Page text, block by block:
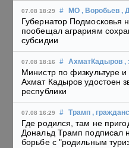
07.08 18:29 # МО , Воробьев ,
Губернатор Подмосковья
пообещал аграриям
субсидии
07.08 18:16 # АхматКадыров ,
Министр по физкультуре и
Ахмат Кадыров удостоен
республики
07.08 16:29 # Трамп ,
Где родился, там не
Дональд Трамп подписал
борьбе с "родильным